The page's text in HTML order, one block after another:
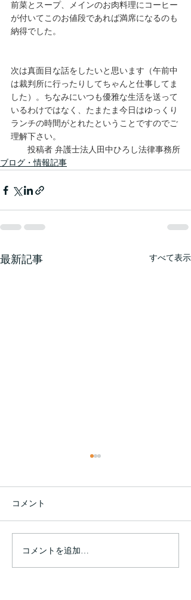
前菜とスープ、メインのお肉料理にコーヒー
が付いてこのお値段であれば満席になるのも
納得でした。
次は真面目な話をしたいと思います（午前中
は裁判所に行ったりしてちゃんと仕事してま
した）。ちなみにいつも優雅な生活を送って
いるわけではなく、たまたま今日はゆっくり
ランチの時間がとれたということですのでご
理解下さい。
投稿者 弁護士法人田中ひろし法律事務所
ブログ・情報記事
最新記事 すべて表示
持続化給付金詐欺の自首同行
策として、政府による持続化
給付金制度が作られました。
コメント
コメントを追加…